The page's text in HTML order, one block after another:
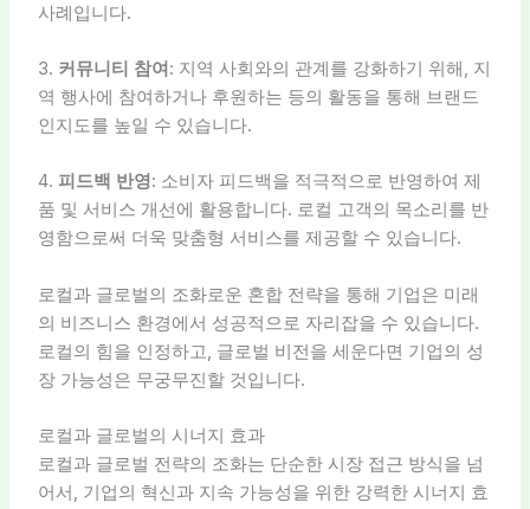
사례입니다.
3. 커뮤니티 참여 : 지역 사회와의 관계를 강화하기 위해, 지
역 행사에 참여하거나 후원하는 등의 활동을 통해 브랜드
인지도를 높일 수 있습니다.
4. 피드백 반영: 소비자 피드백을 적극적으로 반영하여 제
품 및 서비스 개선에 활용합니다. 로컬 고객의 목소리를 반
영함으로써 더욱 맞춤형 서비스를 제공할 수 있습니다.
로컬과 글로벌의 조화로운 혼합 전략을 통해 기업은 미래
의 비즈니스 환경에서 성공적으로 자리잡을 수 있습니다.
로컬의 힘을 인정하고, 글로벌 비전을 세운다면 기업의 성
장 가능성은 무궁무진할 것입니다.
로컬과 글로벌의 시너지 효과
로컬과 글로벌 전략의 조화는 단순한 시장 접근 방식을 넘
어서, 기업의 혁신과 지속 가능성을 위한 강력한 시너지 효